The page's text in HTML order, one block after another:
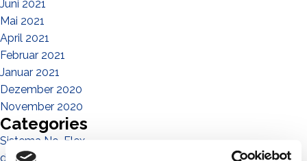
Juni 2021
Mai 2021
April 2021
Februar 2021
Januar 2021
Dezember 2020
November 2020
Categories
Sistema No-Flex
die menschen